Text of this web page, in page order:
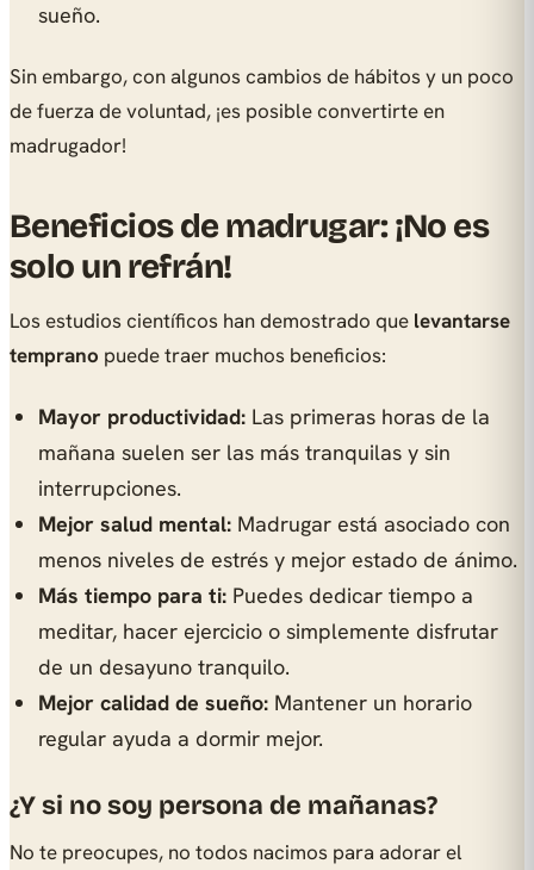
sueño.
Sin embargo, con algunos cambios de hábitos y un poco
de fuerza de voluntad, ¡es posible convertirte en
madrugador!
Beneficios de madrugar: ¡No es
solo un refrán!
Los estudios científicos han demostrado que levantarse
temprano puede traer muchos beneficios:
Mayor productividad: Las primeras horas de la
mañana suelen ser las más tranquilas y sin
interrupciones.
Mejor salud mental: Madrugar está asociado con
menos niveles de estrés y mejor estado de ánimo.
Más tiempo para ti: Puedes dedicar tiempo a
meditar, hacer ejercicio o simplemente disfrutar
de un desayuno tranquilo.
Mejor calidad de sueño: Mantener un horario
regular ayuda a dormir mejor.
¿Y si no soy persona de mañanas?
No te preocupes, no todos nacimos para adorar el